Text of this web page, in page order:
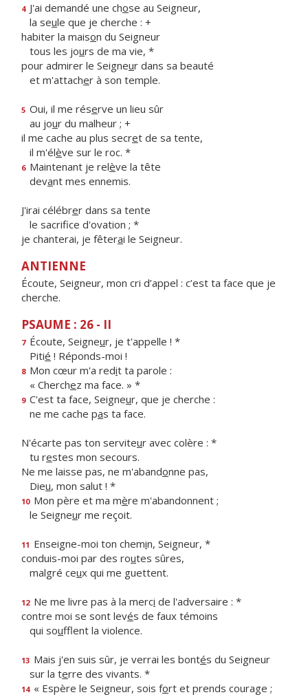
4 J'ai demandé une chose au Seigneur,
la seule que je cherche : +
habiter la maison du Seigneur
tous les jours de ma vie, *
pour admirer le Seigneur dans sa beauté
et m'attacher à son temple.
5 Oui, il me réserve un lieu sûr
au jour du malheur ; +
il me cache au plus secret de sa tente,
il m'élève sur le roc. *
6 Maintenant je relève la tête
devant mes ennemis.
J'irai célébrer dans sa tente
le sacrifce d'ovation ; *
je chanterai, je fêterai le Seigneur.
ANTIENNE
Écoute, Seigneur, mon cri d’appel : c’est ta face que je
cherche.
PSAUME : 26 - II
7 Écoute, Seigneur, je t'appelle ! *
Pitié ! Réponds-moi !
8 Mon cœur m'a redit ta parole :
« Cherchez ma face. » *
9 C'est ta face, Seigneur, que je cherche :
ne me cache pas ta face.
N'écarte pas ton serviteur avec colère : *
tu restes mon secours.
Ne me laisse pas, ne m'abandonne pas,
Dieu, mon salut ! *
10 Mon père et ma mère m'abandonnent ;
le Seigneur me reçoit.
11 Enseigne-moi ton chemin, Seigneur, *
conduis-moi par des routes sûres,
malgré ceux qui me guettent.
12 Ne me livre pas à la merci de l'adversaire : *
contre moi se sont levés de faux témoins
qui soufflent la violence.
13 Mais j'en suis sûr, je verrai les bontés du Seigneur
sur la terre des vivants. *
14 « Espère le Seigneur, sois fort et prends courage ;